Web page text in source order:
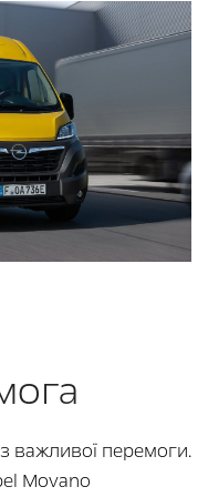
важливої перемоги.
Movano